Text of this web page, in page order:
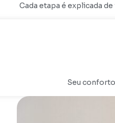
Cada etapa é explicada
Seu